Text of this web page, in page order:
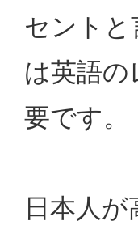
セント
は英語
要です。
日本人